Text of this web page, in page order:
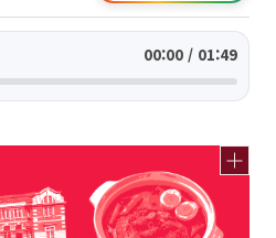
00:00 / 01:49